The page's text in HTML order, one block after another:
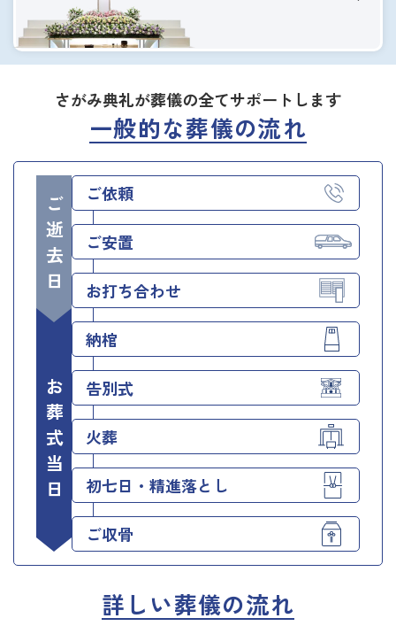
さがみ典礼が葬儀の全てサポートします
一般的な葬儀の流れ
ご逝去日 ご依頼
ご安置
お打ち合わせ
お葬式当日
納棺
告別式
火葬
初七日・精進落とし
ご収骨
詳しい葬儀の流れ